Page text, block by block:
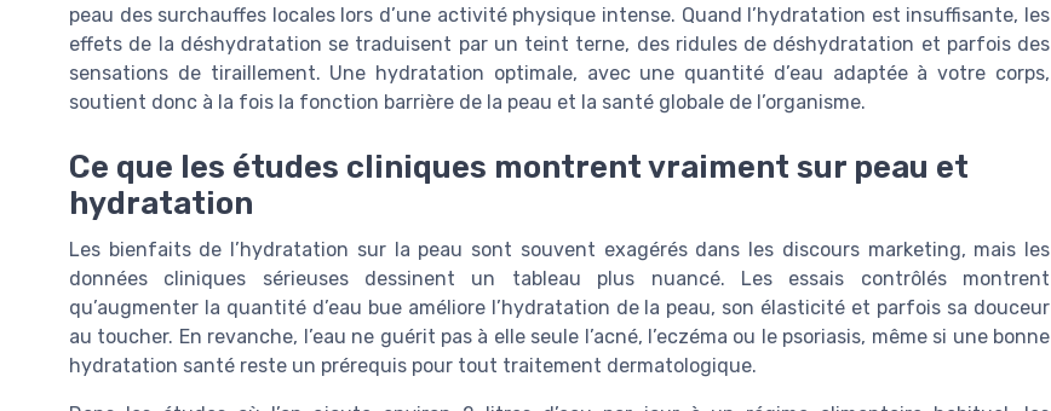
peau des surchauffes locales lors d’une activité physique intense. Quand l’hydratation est insuffisante, les
effets de la déshydratation se traduisent par un teint terne, des ridules de déshydratation et parfois des
sensations de tiraillement. Une hydratation optimale, avec une quantité d’eau adaptée à votre corps,
soutient donc à la fois la fonction barrière de la peau et la santé globale de l’organisme.
Ce que les études cliniques montrent vraiment sur peau et
hydratation
Les bienfaits de l’hydratation sur la peau sont souvent exagérés dans les discours marketing, mais les
données cliniques sérieuses dessinent un tableau plus nuancé. Les essais contrôlés montrent
qu’augmenter la quantité d’eau bue améliore l’hydratation de la peau, son élasticité et parfois sa douceur
au toucher. En revanche, l’eau ne guérit pas à elle seule l’acné, l’eczéma ou le psoriasis, même si une bonne
hydratation santé reste un prérequis pour tout traitement dermatologique.